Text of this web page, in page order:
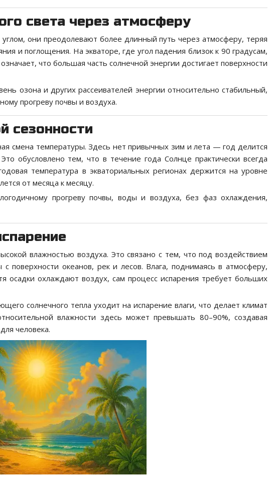
света через атмосферу
они преодолевают более длинный путь через атмосферу, теряя
и поглощения. На экваторе, где угол падения близок к 90 градусам,
что большая часть солнечной энергии достигает поверхности
озона и других рассеивателей энергии относительно стабильный,
прогреву почвы и воздуха.
сезонности
смена температуры. Здесь нет привычных зим и лета — год делится
обусловлено тем, что в течение года Солнце практически всегда
температура в экваториальных регионах держится на уровне
от месяца к месяцу.
прогреву почвы, воды и воздуха, без фаз охлаждения,
влажностью воздуха. Это связано с тем, что под воздействием
поверхности океанов, рек и лесов. Влага, поднимаясь в атмосферу,
осадки охлаждают воздух, сам процесс испарения требует больших
солнечного тепла уходит на испарение влаги, что делает климат
влажности здесь может превышать 80–90%, создавая
человека.